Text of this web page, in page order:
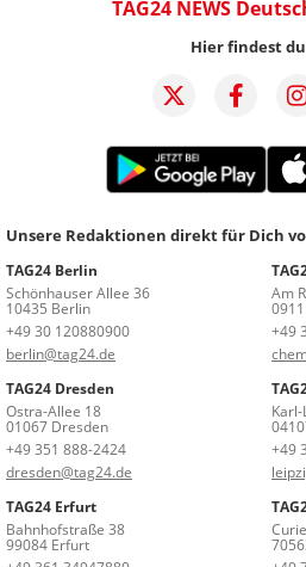
TAG24 NEWS
Hier findest
Unsere Redaktionen direkt für Dich
TAG24 Berlin
Schönhauser Allee 36
10435 Berlin
+49 30 120880900
berlin@tag24.de
Am
+49
TAG24 Dresden
Ostra-Allee 18
01067 Dresden
+49 351 888-2424
dresden@tag24.de
+49
TAG24 Erfurt
Bahnhofstraße 38
99084 Erfurt